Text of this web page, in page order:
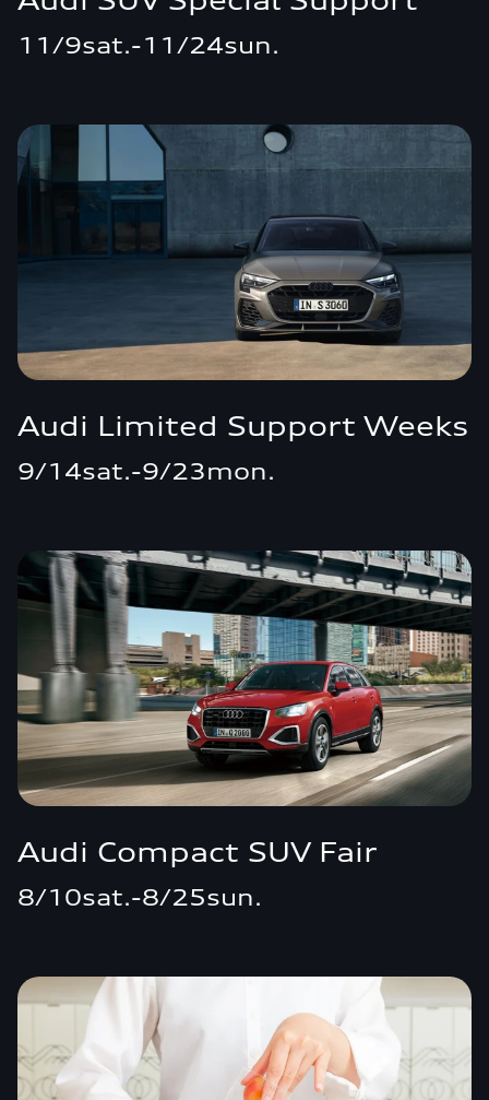
11/9sat.-11/24sun.
Audi Limited Support Weeks
9/14sat.-9/23mon.
Audi Compact SUV Fair
8/10sat.-8/25sun.